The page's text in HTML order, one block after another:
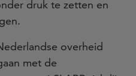
druk te zetten en
overheid
met de